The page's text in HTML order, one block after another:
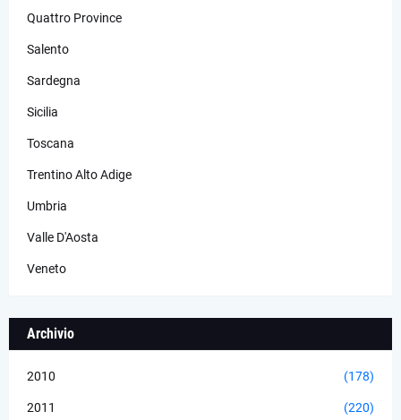
Quattro Province
Salento
Sardegna
Sicilia
Toscana
Trentino Alto Adige
Umbria
Valle D'Aosta
Veneto
Archivio
2010 (178)
2011 (220)